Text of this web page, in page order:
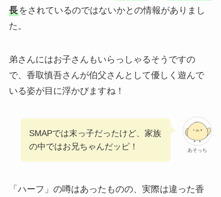
長をされているのではないかとの情報がありまし
た。
弟さんにはお子さんもいらっしゃるそうですの
で、香取慎吾さんが伯父さんとして優しく遊んで
いる姿が目に浮かびますね！
あそっち
SMAPでは末っ子だったけど、家族
の中ではお兄ちゃんだッピ！
「ハーフ」の噂はあったものの、実際は違った香